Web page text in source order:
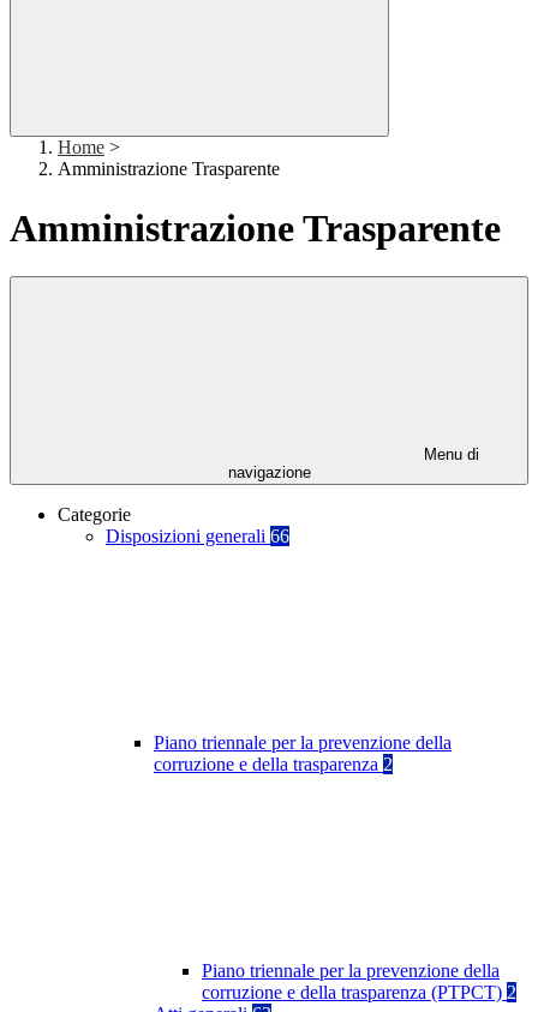
Home >
Amministrazione Trasparente
Amministrazione Trasparente
Menu di
navigazione
Categorie
Disposizioni generali 66
Piano triennale per la prevenzione della
corruzione e della trasparenza 2
Piano triennale per la prevenzione della
corruzione e della trasparenza (PTPCT) 2